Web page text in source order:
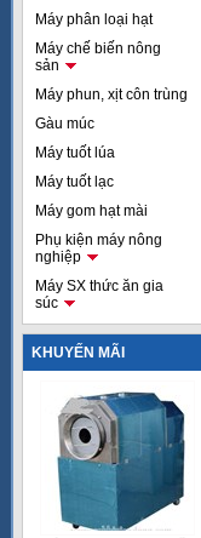
Máy phân loại hạt
Máy chế biến nông
sản
Máy phun, xịt côn trùng
Gàu múc
Máy tuốt lúa
Máy tuốt lạc
Máy gom hạt mài
Phụ kiện máy nông
nghiệp
Máy SX thức ăn gia
súc
KHUYẾN MÃI